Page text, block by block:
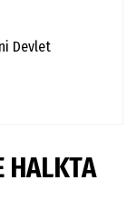
Devlet
HALKTA